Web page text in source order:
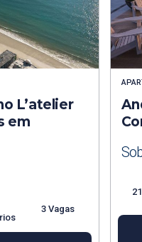
L’atelier
em
3 Vagas